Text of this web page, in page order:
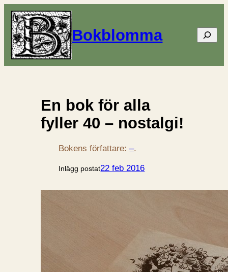
Bokblomma Sök
En bok för alla
fyller 40 – nostalgi!
Bokens författare:–.
Inlägg postat22 feb 2016